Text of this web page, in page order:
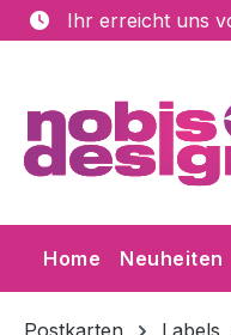
Hauptinhalt springen
Zur Suche springen
ZurIhr erreicht uns
Home Neuheiten
Postkarten Labels